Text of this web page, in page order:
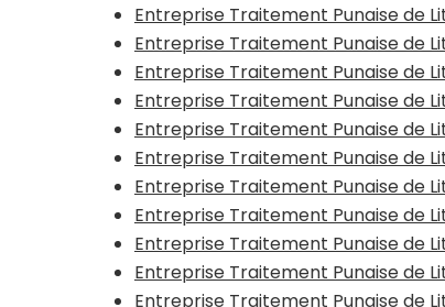
Entreprise Traitement Punaise de
Entreprise Traitement Punaise de
Entreprise Traitement Punaise de
Entreprise Traitement Punaise de
Entreprise Traitement Punaise de Lit
Entreprise Traitement Punaise de
Entreprise Traitement Punaise de
Entreprise Traitement Punaise de
Entreprise Traitement Punaise de
Entreprise Traitement Punaise de
Entreprise Traitement Punaise de